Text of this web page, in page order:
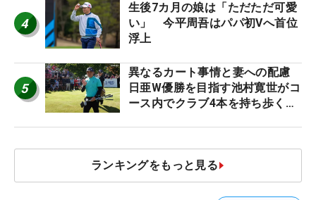
4
生後7カ月の娘は「ただただ可愛
い」 今平周吾はパパ初Vへ首位
浮上
5
異なるカート事情と妻への配慮
日亜W優勝を目指す池村寛世がコ
ース内でクラブ4本を持ち歩く理
ランキングをもっと見る